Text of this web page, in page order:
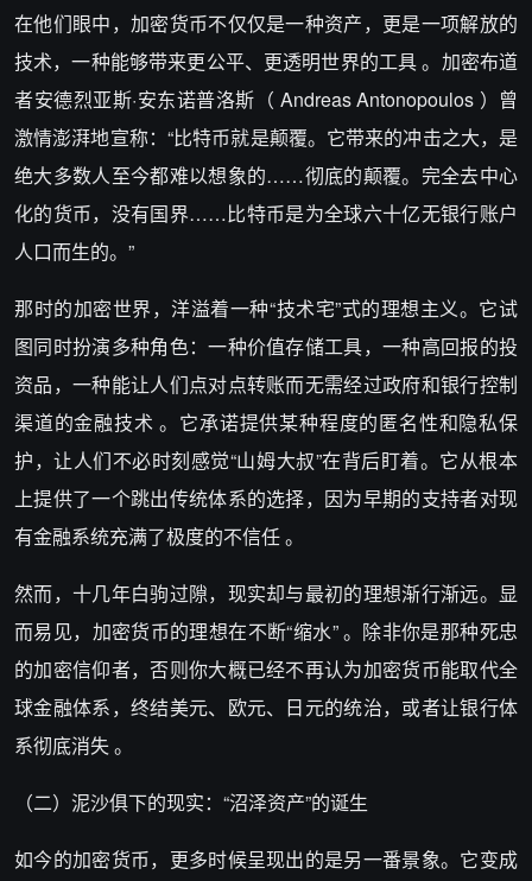
在他们眼中，加密货币不仅仅是一种资产，更是一项解放的
技术，一种能够带来更公平、更透明世界的工具 。加密布道
者安德烈亚斯·安东诺普洛斯（ Andreas Antonopoulos ）曾
激情澎湃地宣称：“比特币就是颠覆。它带来的冲击之大，是
绝大多数人至今都难以想象的……彻底的颠覆。完全去中心
化的货币，没有国界……比特币是为全球六十亿无银行账户
人口而生的。”
那时的加密世界，洋溢着一种“技术宅”式的理想主义。它试
图同时扮演多种角色：一种价值存储工具，一种高回报的投
资品，一种能让人们点对点转账而无需经过政府和银行控制
渠道的金融技术 。它承诺提供某种程度的匿名性和隐私保
护，让人们不必时刻感觉“山姆大叔”在背后盯着。它从根本
上提供了一个跳出传统体系的选择，因为早期的支持者对现
有金融系统充满了极度的不信任 。
然而，十几年白驹过隙，现实却与最初的理想渐行渐远。显
而易见，加密货币的理想在不断“缩水” 。除非你是那种死忠
的加密信仰者，否则你大概已经不再认为加密货币能取代全
球金融体系，终结美元、欧元、日元的统治，或者让银行体
系彻底消失 。
（二）泥沙俱下的现实：“沼泽资产”的诞生
如今的加密货币，更多时候呈现出的是另一番景象。它变成